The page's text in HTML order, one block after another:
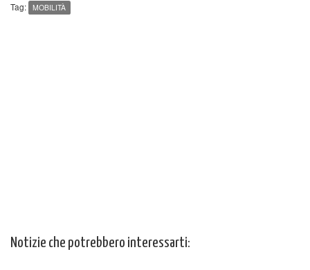
Tag: MOBILITÀ
Notizie che potrebbero interessarti: